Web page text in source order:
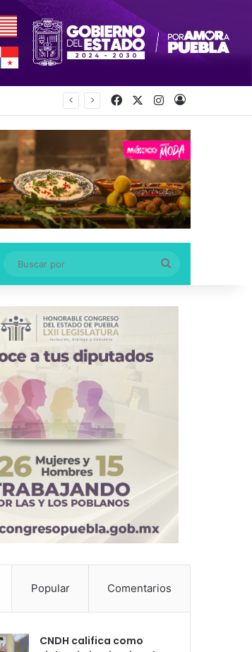
FacebookInstagram
por
Popular Comentarios
CNDH califica como